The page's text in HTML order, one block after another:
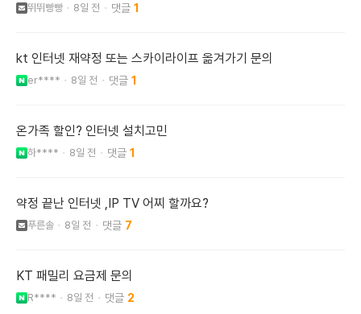
뛰뛰빵빵 8일 전 1
kt 인터넷 재약정 또는 스카이라이프 옮겨가기 문의
er**** 8일 전 1
온가족 할인? 인터넷 설치고민
하**** 8일 전 1
약정 끝난 인터넷 ,IP TV 어찌 할까요?
푸른솔 8일 전 7
KT 패밀리 요금제 문의
R**** 8일 전 2